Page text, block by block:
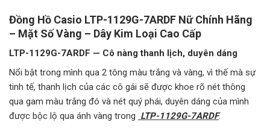
Đồng Hồ Casio LTP-1129G-7ARDF Nữ Chính Hãng
– Mặt Số Vàng – Dây Kim Loại Cao Cấp
LTP-1129G-7ARDF — Cô nàng thanh lịch, duyên dáng
Nổi bật trong mình qua 2 tông màu trắng và vàng, vì thế mà sự
tinh tế, thanh lịch của các cô gái sẽ được khoe rõ nét thông
qua gam màu trắng đó và nét quý phái, duyên dáng của mình
được bộc lộ qua ánh vàng trong LTP-1129G-7ARDF.